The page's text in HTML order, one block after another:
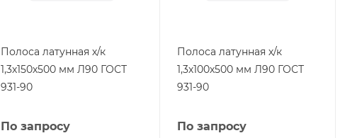
Полоса латунная х/к
1,3х150х500 мм Л90 ГОСТ
931-90
По запросу
Полоса латунная х/к
1,3х100х500 мм Л90 ГОСТ
931-90
По запросу